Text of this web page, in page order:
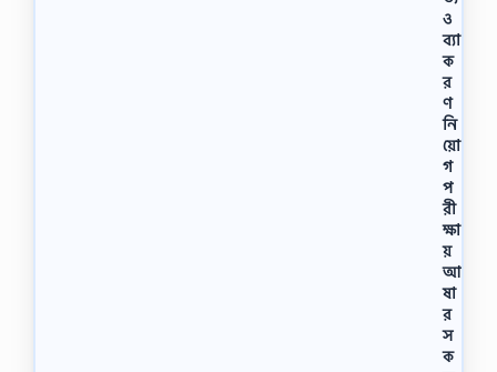
ও
ব্যা
ক
র
ণ
নি
য়ো
গ
প
রী
ক্ষা
য়
আ
ষা
র
স
ক